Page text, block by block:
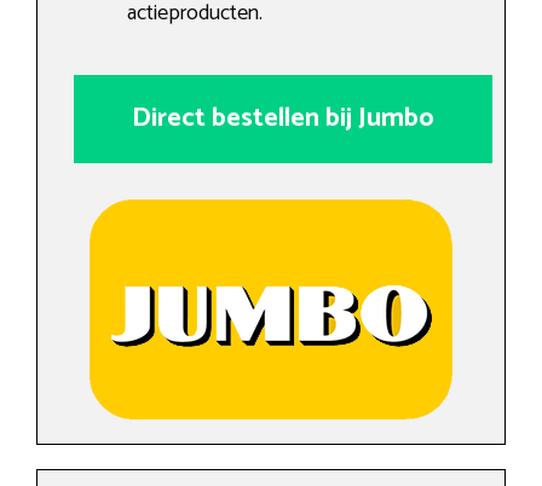
actieproducten.
Direct bestellen bij Jumbo